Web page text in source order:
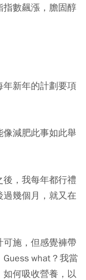
指數飆漲，膽固醇
新年的計劃要項
減肥此事如此舉
，我每年都行禮
幾個月，就又在
施，但感覺褲帶
what？我當
何吸收營養，以